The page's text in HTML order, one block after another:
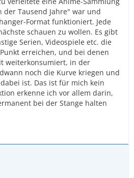
Tausend Jahre" war und
Format funktioniert. Jede
schauen zu wollen. Es gibt
Serien, Videospiele etc. die
erreichen, und bei denen
weiterkonsumiert, in der
noch die Kurve kriegen und
ist. Das ist für mich kein
erkenne ich vor allem darin,
bei der Stange halten